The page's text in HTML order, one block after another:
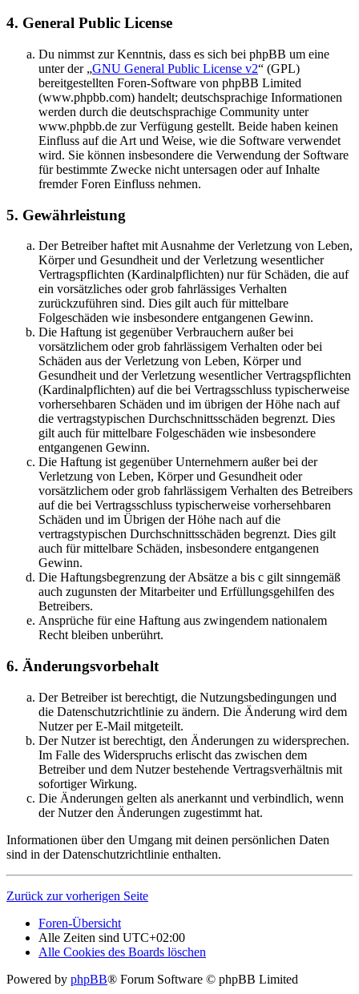
4. General Public License
Du nimmst zur Kenntnis, dass es sich bei phpBB um eine
unter der „GNU General Public License v2“ (GPL)
bereitgestellten Foren-Software von phpBB Limited
(www.phpbb.com) handelt; deutschsprachige Informationen
werden durch die deutschsprachige Community unter
www.phpbb.de zur Verfügung gestellt. Beide haben keinen
Einfluss auf die Art und Weise, wie die Software verwendet
wird. Sie können insbesondere die Verwendung der Software
für bestimmte Zwecke nicht untersagen oder auf Inhalte
fremder Foren Einfluss nehmen.
5. Gewährleistung
Der Betreiber haftet mit Ausnahme der Verletzung von Leben,
Körper und Gesundheit und der Verletzung wesentlicher
Vertragspflichten (Kardinalpflichten) nur für Schäden, die auf
ein vorsätzliches oder grob fahrlässiges Verhalten
zurückzuführen sind. Dies gilt auch für mittelbare
Folgeschäden wie insbesondere entgangenen Gewinn.
Die Haftung ist gegenüber Verbrauchern außer bei
vorsätzlichem oder grob fahrlässigem Verhalten oder bei
Schäden aus der Verletzung von Leben, Körper und
Gesundheit und der Verletzung wesentlicher Vertragspflichten
(Kardinalpflichten) auf die bei Vertragsschluss typischerweise
vorhersehbaren Schäden und im übrigen der Höhe nach auf
die vertragstypischen Durchschnittsschäden begrenzt. Dies
gilt auch für mittelbare Folgeschäden wie insbesondere
entgangenen Gewinn.
Die Haftung ist gegenüber Unternehmern außer bei der
Verletzung von Leben, Körper und Gesundheit oder
vorsätzlichem oder grob fahrlässigem Verhalten des Betreibers
auf die bei Vertragsschluss typischerweise vorhersehbaren
Schäden und im Übrigen der Höhe nach auf die
vertragstypischen Durchschnittsschäden begrenzt. Dies gilt
auch für mittelbare Schäden, insbesondere entgangenen
Gewinn.
Die Haftungsbegrenzung der Absätze a bis c gilt sinngemäß
auch zugunsten der Mitarbeiter und Erfüllungsgehilfen des
Betreibers.
Ansprüche für eine Haftung aus zwingendem nationalem
Recht bleiben unberührt.
6. Änderungsvorbehalt
Der Betreiber ist berechtigt, die Nutzungsbedingungen und
die Datenschutzrichtlinie zu ändern. Die Änderung wird dem
Nutzer per E-Mail mitgeteilt.
Der Nutzer ist berechtigt, den Änderungen zu widersprechen.
Im Falle des Widerspruchs erlischt das zwischen dem
Betreiber und dem Nutzer bestehende Vertragsverhältnis mit
sofortiger Wirkung.
Die Änderungen gelten als anerkannt und verbindlich, wenn
der Nutzer den Änderungen zugestimmt hat.
Informationen über den Umgang mit deinen persönlichen Daten
sind in der Datenschutzrichtlinie enthalten.
Zurück zur vorherigen Seite
Foren-Übersicht
Alle Zeiten sind UTC+02:00
Alle Cookies des Boards löschen
Powered by phpBB® Forum Software © phpBB Limited